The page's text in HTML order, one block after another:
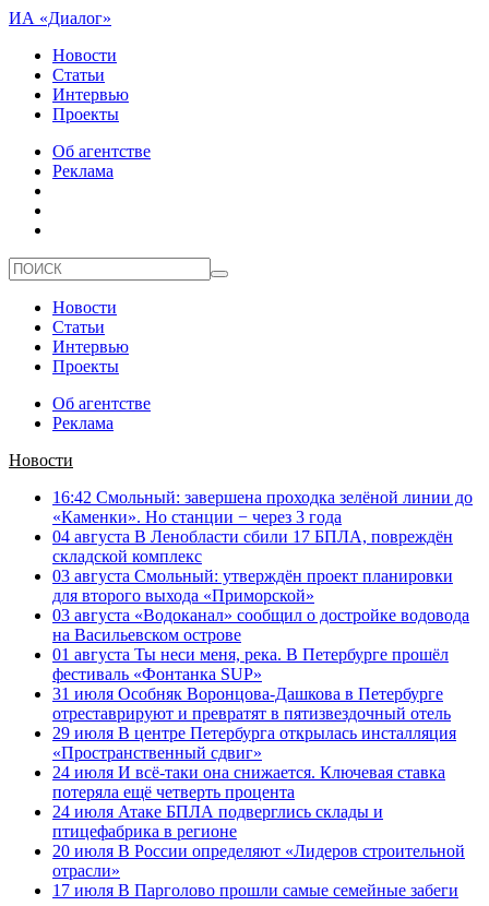
ИА «Диалог»
Новости
Статьи
Интервью
Проекты
Об агентстве
Реклама
Новости
Статьи
Интервью
Проекты
Об агентстве
Реклама
Новости
16:42 Смольный: завершена проходка зелёной линии до
«Каменки». Но станции − через 3 года
04 августа В Ленобласти сбили 17 БПЛА, повреждён
складской комплекс
03 августа Смольный: утверждён проект планировки
для второго выхода «Приморской»
03 августа «Водоканал» сообщил о достройке водовода
на Васильевском острове
01 августа Ты неси меня, река. В Петербурге прошёл
фестиваль «Фонтанка SUP»
31 июля Особняк Воронцова-Дашкова в Петербурге
отреставрируют и превратят в пятизвездочный отель
29 июля В центре Петербурга открылась инсталляция
«Пространственный сдвиг»
24 июля И всё-таки она снижается. Ключевая ставка
потеряла ещё четверть процента
24 июля Атаке БПЛА подверглись склады и
птицефабрика в регионе
20 июля В России определяют «Лидеров строительной
отрасли»
17 июля В Парголово прошли самые семейные забеги